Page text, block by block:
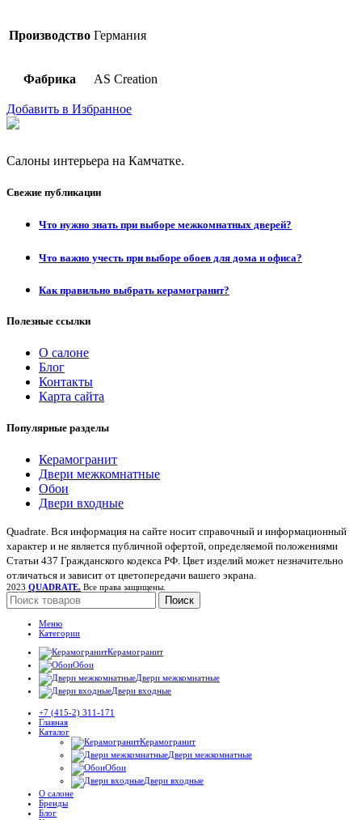
Производство Германия
Фабрика AS Creation
Добавить в Избранное
Салоны интерьера на Камчатке.
Свежие публикации
Что нужно знать при выборе межкомнатных дверей?
Что важно учесть при выборе обоев для дома и офиса?
Как правильно выбрать керамогранит?
Полезные ссылки
О салоне
Блог
Контакты
Карта сайта
Популярные разделы
Керамогранит
Двери межкомнатные
Обои
Двери входные
Quadrate. Вся информация на сайте носит справочный и информационный
характер и не является публичной офертой, определяемой положениями
Статьи 437 Гражданского кодекса РФ. Цвет изделий может незначительно
отличаться и зависит от цветопередачи вашего экрана.
2023 QUADRATE. Все права защищены.
Поиск
Меню
Категории
Керамогранит
Обои
Двери межкомнатные
Двери входные
+7 (415-2) 311-171
Главная
Каталог
Керамогранит
Двери межкомнатные
Обои
Двери входные
О салоне
Бренды
Блог